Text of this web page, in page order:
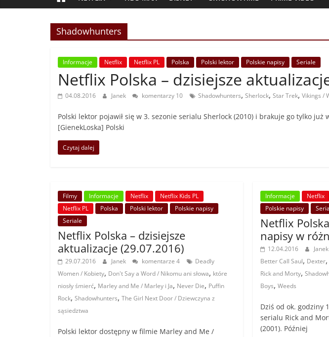
Shadowhunters
Informacje Netflix Netflix PL Polska Polski lektor Polskie napisy Seriale
Netflix Polska – dzisiejsze
04.08.2016 Janek komentarzy 10 Shadowhunters, Sherlock, Star Trek, Vikings /
Polski lektor pojawił się w 3. sezonie serialu Sherlock (2010) i brakuje go tylko już
[GienekLoska] Polski
Czytaj dalej
Filmy Informacje Netflix
Netflix Kids PL
Netflix PL
Polska Polski lektor
Polskie napisy
Seriale
Netflix Polska – dzisiejsze
aktualizacje (29.07.2016)
29.07.2016 Janek komentarze 4
Deadly
Women / Kobiety, Don't Say a Word / Nikomu ani słowa, które
niosły śmierć, Marley and Me / Marley i Ja, Never Die, Puffin
Rock, Shadowhunters, The Girl Next Door / Dziewczyna z
sąsiedztwa
Polski lektor dostępny w filmie Marley and Me /
Informacje Netflix
Polskie napisy
Netflix
napisy w
12.04.2016 Janek
Better Call Saul, Dexter
Rick and Morty,
Boys,Weeds
Dziś od ok. godziny
serialu Rick and
(2001). Później